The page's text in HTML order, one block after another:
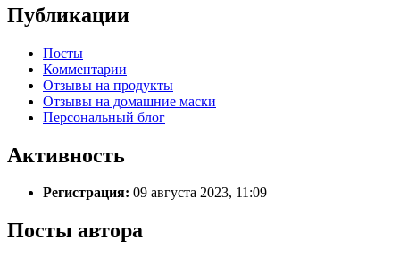
Публикации
Посты
Комментарии
Отзывы на продукты
Отзывы на домашние маски
Персональный блог
Активность
Регистрация: 09 августа 2023, 11:09
Посты автора